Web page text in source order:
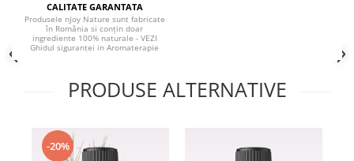
CALITATE GARANTATA
Produsele nJoy Nature sunt fabricate
în România si conțin doar
ingrediente 100% naturale - VEZI
Ghidul siguranței in Aromaterapie
PRODUSE ALTERNATIVE
-20%